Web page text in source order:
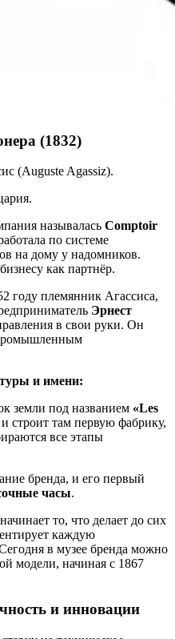
(1832)
(Auguste Agassiz).
называлась Comptoir
по системе
на дому у надомников.
как партнёр.
году племянник Агассиса,
Эрнест
в свои руки. Он
и имени:
земли под названием «Les
строит там первую фабрику,
все этапы
бренда, и его первый
часы.
то, что делает до сих
каждую
в музее бренда можно
модели, начиная с 1867
и инновации